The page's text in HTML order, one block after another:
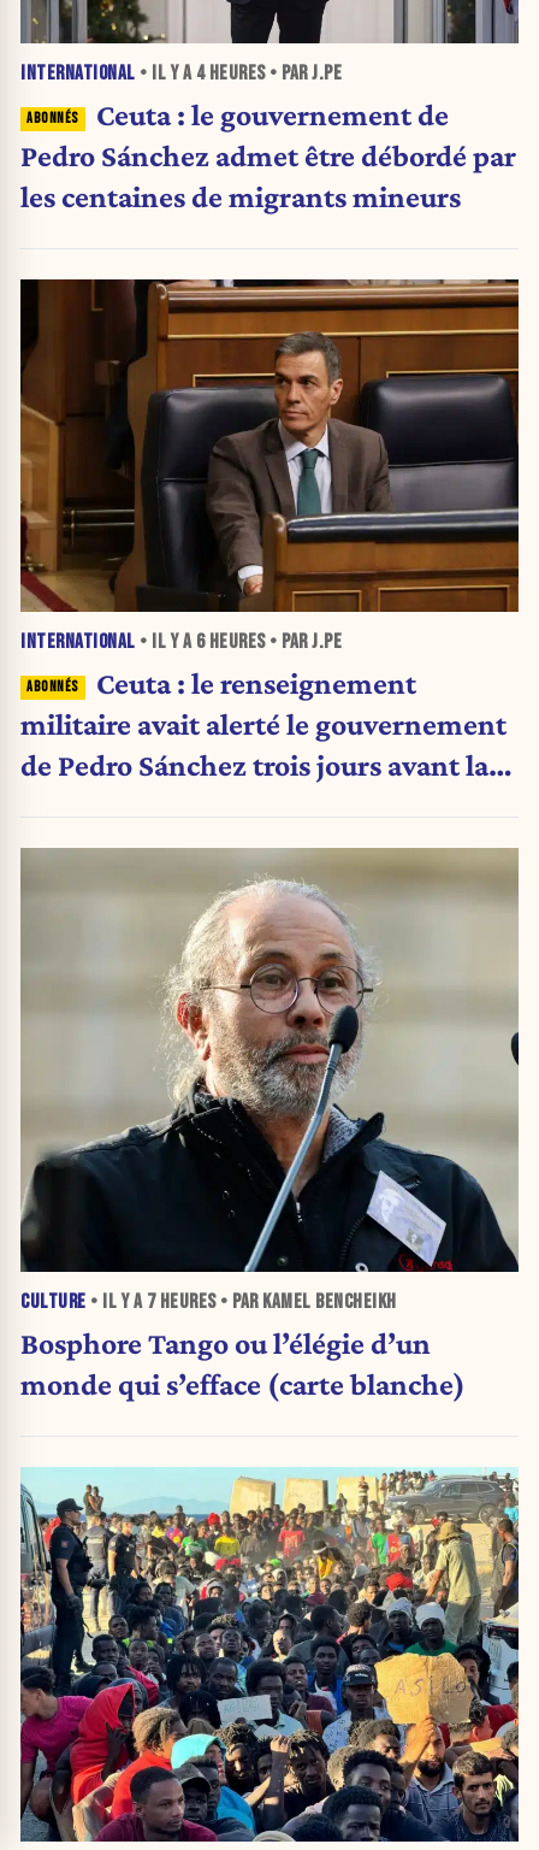
INTERNATIONAL • IL Y A 4 HEURES• PAR J.PE
Ceuta : le gouvernement de
Pedro Sánchez admet être débordé par
les centaines de migrants mineurs
INTERNATIONAL • IL Y A 6 HEURES• PAR J.PE
Ceuta : le renseignement
militaire avait alerté le gouvernement
de Pedro Sánchez trois jours avant la
CULTURE • IL Y A 7 HEURES• PAR KAMEL BENCHEIKH
Bosphore Tango ou l’élégie d’un
monde qui s’efface (carte blanche)